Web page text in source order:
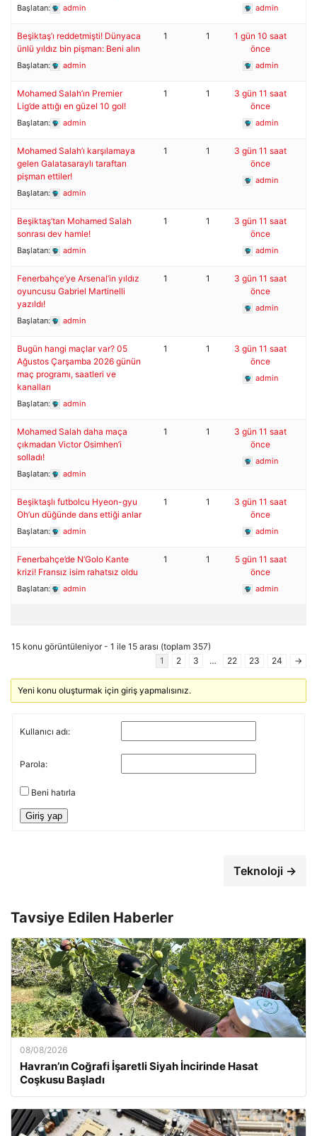
Başlatan: admin admin
Beşiktaş’ı reddetmişti! Dünyaca
ünlü yıldız bin pişman: Beni alın
Başlatan: admin
1 1
1 gün 10 saat
önce
admin
Mohamed Salah’ın Premier
Lig’de attığı en güzel 10 gol!
Başlatan: admin
1 1
3 gün 11 saat
önce
admin
Mohamed Salah’ı karşılamaya
gelen Galatasaraylı taraftarı
pişman ettiler!
Başlatan: admin
1 1
3 gün 11 saat
önce
admin
Beşiktaş’tan Mohamed Salah
sonrası dev hamle!
Başlatan: admin
1 1
3 gün 11 saat
önce
admin
Fenerbahçe’ye Arsenal’in yıldız
oyuncusu Gabriel Martinelli
yazıldı!
Başlatan: admin
1 1
3 gün 11 saat
önce
admin
Bugün hangi maçlar var? 05
Ağustos Çarşamba 2026 günün
maç programı, saatleri ve
kanalları
Başlatan: admin
1 1
3 gün 11 saat
önce
admin
Mohamed Salah daha maça
çıkmadan Victor Osimhen’i
solladı!
Başlatan: admin
1 1
3 gün 11 saat
önce
admin
Beşiktaşlı futbolcu Hyeon-gyu
Oh’un düğünde dans ettiği anlar
Başlatan: admin
1 1
3 gün 11 saat
önce
admin
Fenerbahçe’de N’Golo Kante
krizi! Fransız isim rahatsız oldu
Başlatan: admin
1 1
5 gün 11 saat
önce
admin
15 konu görüntüleniyor - 1 ile 15 arası (toplam 357)
1
2 3 … 22 23 24 →
Yeni konu oluşturmak için giriş yapmalısınız.
Kullanıcı adı:
Parola:
Beni hatırla
Giriş yap
Teknoloji →
Tavsiye Edilen Haberler
08/08/2026
Havran’ın Coğrafi İşaretli Siyah İncirinde Hasat
Coşkusu Başladı